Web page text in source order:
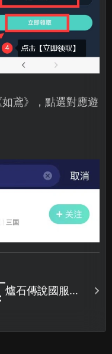
鳶》，點選對應遊
爐石傳說國服上
教程！